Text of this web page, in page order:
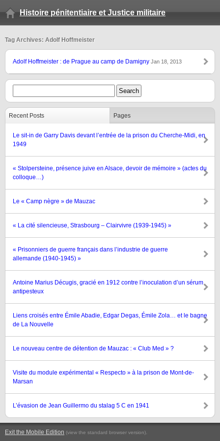
Histoire pénitentiaire et Justice militaire
Tag Archives: Adolf Hoffmeister
Adolf Hoffmeister : de Prague au camp de Damigny Jan 18, 2013
Recent Posts Pages
Le sit-in de Garry Davis devant l’entrée de la prison du Cherche-Midi, en
1949
« Stolpersteine, présence juive en Alsace, devoir de mémoire » (actes du
colloque…)
Le « Camp nègre » de Mauzac
« La cité silencieuse, Strasbourg – Clairvivre (1939-1945) »
« Prisonniers de guerre français dans l’industrie de guerre
allemande (1940-1945) »
Antoine Marius Décugis, gracié en 1912 contre l’inoculation d’un sérum
antipesteux
Liens croisés entre Émile Abadie, Edgar Degas, Émile Zola… et le bagne
de La Nouvelle
Le nouveau centre de détention de Mauzac : « Club Med » ?
Visite du module expérimental « Respecto » à la prison de Mont-de-
Marsan
L’évasion de Jean Guillermo du stalag 5 C en 1941
Exit the Mobile Edition (view the standard browser version).